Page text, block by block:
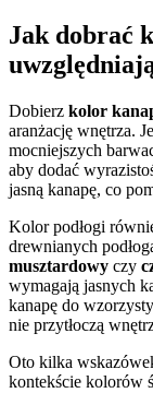
Jak dobrać
Dobierz kolor
aranżację wnętrza.
mocniejszych
aby dodać
jasną kanapę, co
Kolor podłogi
drewnianych
musztardowy czy
wymagają jasnych
kanapę do
nie przytłoczą
Oto kilka
kontekście kolorów